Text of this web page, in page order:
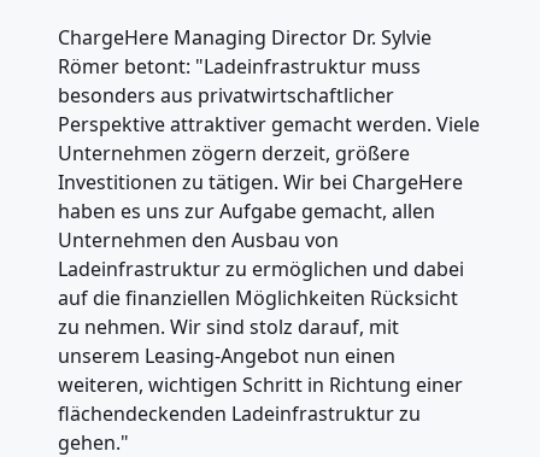
ChargeHere Managing Director Dr. Sylvie
Römer betont: "Ladeinfrastruktur muss
besonders aus privatwirtschaftlicher
Perspektive attraktiver gemacht werden. Viele
Unternehmen zögern derzeit, größere
Investitionen zu tätigen. Wir bei ChargeHere
haben es uns zur Aufgabe gemacht, allen
Unternehmen den Ausbau von
Ladeinfrastruktur zu ermöglichen und dabei
auf die finanziellen Möglichkeiten Rücksicht
zu nehmen. Wir sind stolz darauf, mit
unserem Leasing-Angebot nun einen
weiteren, wichtigen Schritt in Richtung einer
flächendeckenden Ladeinfrastruktur zu
gehen."